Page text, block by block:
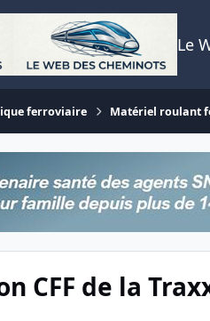
Le
ferroviaire Matériel roulant
CFF de la